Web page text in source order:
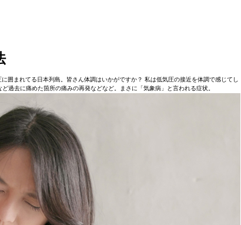
囲まれてる日本列島。皆さん体調はいかがですか？ 私は低気圧の接近を体調で感じてし
過去に痛めた箇所の痛みの再発などなど。まさに「気象病」と言われる症状。